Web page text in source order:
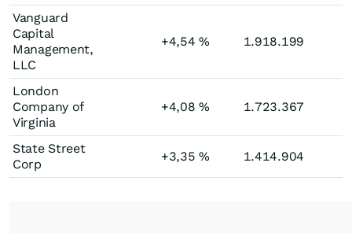
Vanguard
Capital
Management,
LLC
+4,54% 1.918.199
London
Company of
Virginia
+4,08% 1.723.367
State Street
Corp
+3,35% 1.414.904